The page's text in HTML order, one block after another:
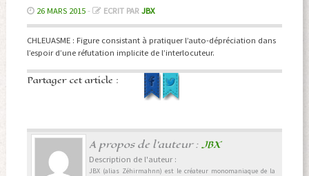
26 MARS 2015- ECRIT PAR JBX
CHLEUASME : Figure consistant à pratiquer l’auto-dépréciation dans
l’espoir d’une réfutation implicite de l’interlocuteur.
Partager cet article :
A propos de l'auteur :JBX
Description de l'auteur :
JBX (alias Zéhirmahnn) est le créateur monomaniaque de la